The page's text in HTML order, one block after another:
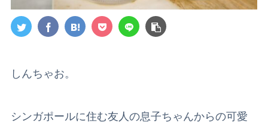
しんちゃお。
シンガポールに住む友人の息子ちゃんからの可愛